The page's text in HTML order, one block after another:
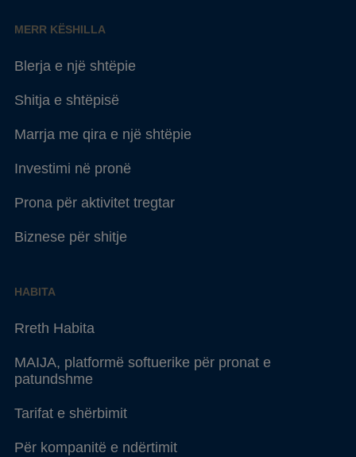
MERR KËSHILLA
Blerja e një shtëpie
Shitja e shtëpisë
Marrja me qira e një shtëpie
Investimi në pronë
Prona për aktivitet tregtar
Biznese për shitje
HABITA
Rreth Habita
MAIJA, platformë softuerike për pronat e
patundshme
Tarifat e shërbimit
Për kompanitë e ndërtimit